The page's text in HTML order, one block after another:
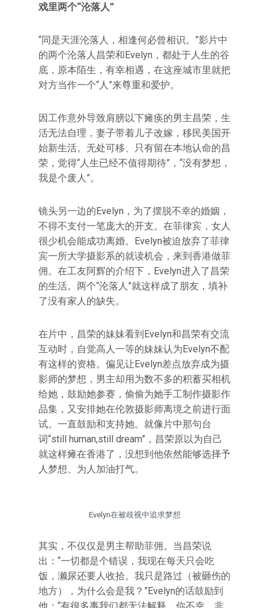
戏里两个“沦落人”
“同是天涯沦落人，相逢何必曾相识。”影片中
的两个沦落人昌荣和Evelyn，都处于人生的谷
底，原本陌生，有幸相遇，在这座城市里就把
对方当作一个“人”来尊重和爱护。
因工作意外导致肩膀以下瘫痪的男主昌荣，生
活无法自理，妻子带着儿子改嫁，移民美国开
始新生活。无处可移、只有留在本地认命的昌
荣，觉得“人生已经不值得期待”，“没有梦想，
我是个废人”。
镜头另一边的Evelyn，为了摆脱不幸的婚姻，
不得不支付一笔庞大的开支。在菲律宾，女人
很少机会能成功离婚。Evelyn被迫放弃了菲律
宾一所大学摄影系的就读机会，来到香港做菲
佣。在工友阿辉的介绍下，Evelyn进入了昌荣
的生活。两个“沦落人”就这样成了朋友，填补
了没有家人的缺失。
在片中，昌荣的妹妹看到Evelyn和昌荣有交流
互动时，自觉高人一等的妹妹认为Evelyn不配
有这样的资格。偏见让Evelyn差点放弃成为摄
影师的梦想，男主却用为数不多的积蓄买相机
给她，鼓励她参赛，偷偷为她手工制作摄影作
品集，又安排她在伦敦摄影师离境之前进行面
试。一直鼓励和支持她。就像片中那句台
词“still human,still dream”，昌荣原以为自己
就这样瘫在香港了，没想到他依然能够选择予
人梦想、为人加油打气。
Evelyn在被歧视中追求梦想
其实，不仅仅是男主帮助菲佣。当昌荣说
出：“一切都是个错误，我现在每天只会吃
饭，濑尿还要人收拾。我只是路过（被砸伤的
地方），为什么会是我？”Evelyn的话鼓励到